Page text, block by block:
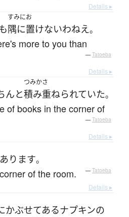
Details ▸
すみにお
隅に置けないわねえ。
more to you than
— Tatoeba
Details ▸
んと
つみかさ
積み重ねられていた。
of books in the corner of
— Tatoeba
Details ▸
あります。
of the room. — Tatoeba
Details ▸
かぶせてあるナプキンの